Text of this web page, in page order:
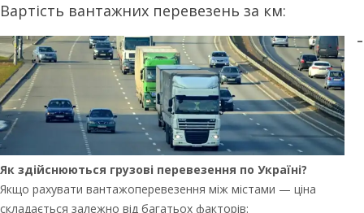
Вартість вантажних перевезень за км:
–
Як здійснюються грузові перевезення по Україні?
Якщо рахувати вантажоперевезення між містами — ціна
складається залежно від багатьох факторів: